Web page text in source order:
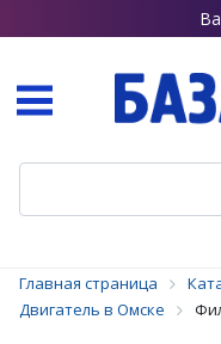
Главная страница
Двигатель в Омске